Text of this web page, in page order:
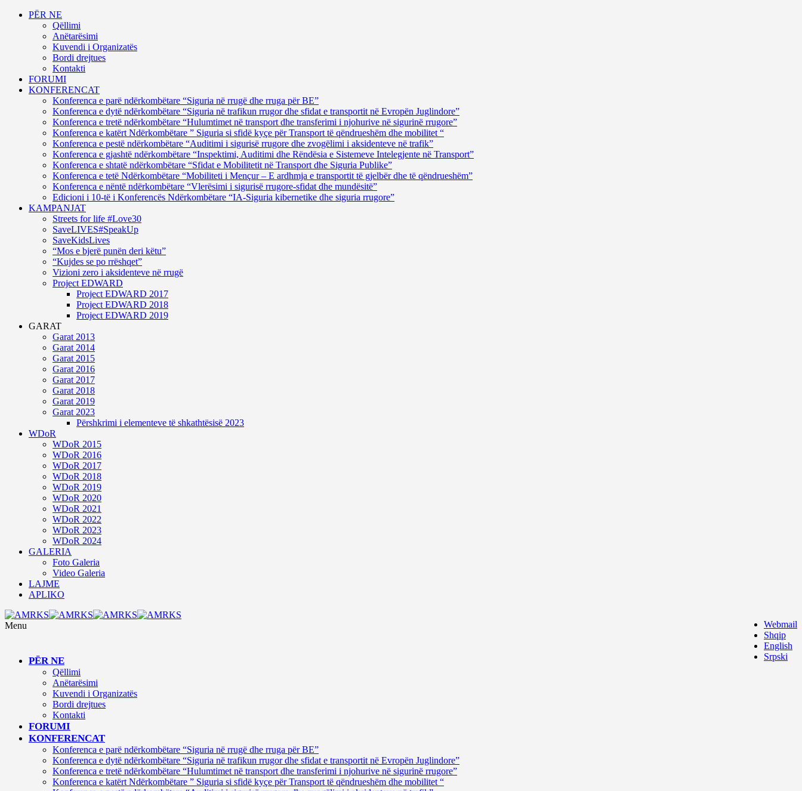
PËR NE
Qëllimi
Anëtarësimi
Kuvendi i Organizatës
Bordi drejtues
Kontakti
FORUMI
KONFERENCAT
Konferenca e parë ndërkombëtare “Siguria në rrugë dhe rruga për BE”
Konferenca e dytë ndërkombëtare “Siguria në trafikun rrugor dhe sfidat e transportit në Evropën Juglindore”
Konferenca e tretë ndërkombëtare “Hulumtimet në transport dhe transferimi i njohurive në sigurinë rrugore”
Konferenca e katërt Ndërkombëtare ” Siguria si sfidë kyçe për Transport të qëndrueshëm dhe mobilitet “
Konferenca e pestë ndërkombëtare “Auditimi i sigurisë rrugore dhe zvogëlimi i aksidenteve në trafik”
Konferenca e gjashtë ndërkombëtare “Inspektimi, Auditimi dhe Rëndësia e Sistemeve Intelegjente në Transport”
Konferenca e shtatë ndërkombëtare “Sfidat e Mobilitetit në Transport dhe Siguria Publike”
Konferenca e tetë Ndërkombëtare “Mobiliteti i Mençur – E ardhmja e transportit të gjelbër dhe të qëndrueshëm”
Konferenca e nëntë ndërkombëtare “Vlerësimi i sigurisë rrugore-sfidat dhe mundësitë”
Edicioni i 10-të i Konferencës Ndërkombëtare “IA-Siguria kibernetike dhe siguria rrugore”
KAMPANJAT
Streets for life #Love30
SaveLIVES#SpeakUp
SaveKidsLives
“Mos e bjerë punën deri këtu”
“Kujdes se po rrëshqet”
Vizioni zero i aksidenteve në rrugë
Project EDWARD
Project EDWARD 2017
Project EDWARD 2018
Project EDWARD 2019
GARAT
Garat 2013
Garat 2014
Garat 2015
Garat 2016
Garat 2017
Garat 2018
Garat 2019
Garat 2023
Përshkrimi i elementeve të shkathtësisë 2023
WDoR
WDoR 2015
WDoR 2016
WDoR 2017
WDoR 2018
WDoR 2019
WDoR 2020
WDoR 2021
WDoR 2022
WDoR 2023
WDoR 2024
GALERIA
Foto Galeria
Video Galeria
LAJME
APLIKO
Webmail
Shqip
English
Srpski
Menu
PËR NE
Qëllimi
Anëtarësimi
Kuvendi i Organizatës
Bordi drejtues
Kontakti
FORUMI
KONFERENCAT
Konferenca e parë ndërkombëtare “Siguria në rrugë dhe rruga për BE”
Konferenca e dytë ndërkombëtare “Siguria në trafikun rrugor dhe sfidat e transportit në Evropën Juglindore”
Konferenca e tretë ndërkombëtare “Hulumtimet në transport dhe transferimi i njohurive në sigurinë rrugore”
Konferenca e katërt Ndërkombëtare ” Siguria si sfidë kyçe për Transport të qëndrueshëm dhe mobilitet “